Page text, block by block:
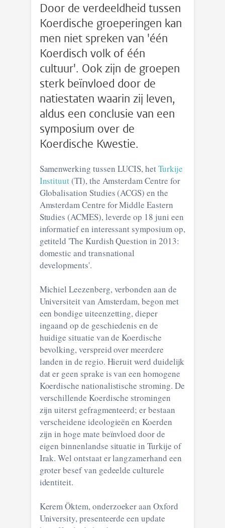
Door de verdeeldheid tussen
Koerdische groeperingen kan
men niet spreken van 'één
Koerdisch volk of één
cultuur'. Ook zijn de groepen
sterk beïnvloed door de
natiestaten waarin zij leven,
aldus een conclusie van een
symposium over de
Koerdische Kwestie.
Samenwerking tussen LUCIS, hetTurkije
Instituut(TI), the Amsterdam Centre for
Globalisation Studies (ACGS) en the
Amsterdam Centre for Middle Eastern
Studies (ACMES), leverde op 18 juni een
informatief en interessant symposium op,
getiteld 'The Kurdish Question in 2013:
domestic and transnational
developments'.
Michiel Leezenberg, verbonden aan de
Universiteit van Amsterdam, begon met
een bondige uiteenzetting, dieper
ingaand op de geschiedenis en de
huidige situatie van de Koerdische
bevolking, verspreid over meerdere
landen in de regio. Hieruit werd duidelijk
dat er geen sprake is van een homogene
Koerdische nationalistische stroming. De
verschillende Koerdische stromingen
zijn uiterst gefragmenteerd; er bestaan
verscheidene ideologieën en Koerden
zijn in hoge mate beïnvloed door de
eigen binnenlandse situatie in Turkije of
Irak. Wel ontstaat er langzamerhand een
groter besef van gedeelde culturele
identiteit.
Kerem Öktem, onderzoeker aan Oxford
University, presenteerde een update